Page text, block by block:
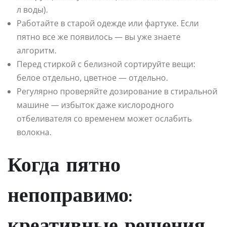
л воды).
Работайте в старой одежде или фартуке. Если
пятно все же появилось — вы уже знаете
алгоритм.
Перед стиркой с белизной сортируйте вещи:
белое отдельно, цветное — отдельно.
Регулярно проверяйте дозирование в стиральной
машине — избыток даже кислородного
отбеливателя со временем может ослабить
волокна.
Когда пятно
непоправимо: